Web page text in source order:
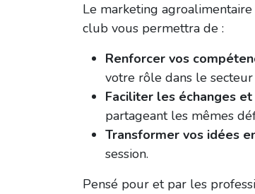
Le marketing
club vous permettra de :
Renforcer vos
votre rôle dans le
Faciliter les échanges
partageant les mêmes
Transformer vos idées
session.
Pensé pour et par les